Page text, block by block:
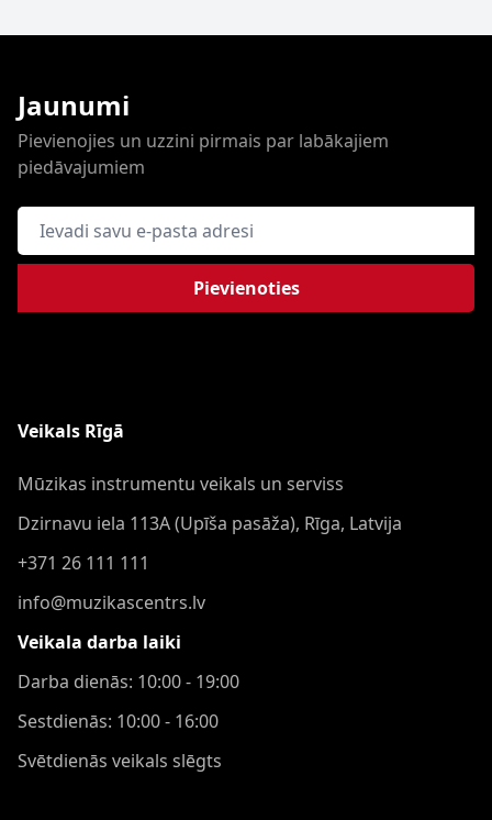
Jaunumi
Pievienojies un uzzini pirmais par labākajiem
piedāvajumiem
E-pasta adrese
Pievienoties
Veikals Rīgā
Mūzikas instrumentu veikals un serviss
Dzirnavu iela 113A (Upīša pasāža), Rīga, Latvija
+371 26 111 111
info@muzikascentrs.lv
Veikala darba laiki
Darba dienās: 10:00 - 19:00
Sestdienās: 10:00 - 16:00
Svētdienās veikals slēgts